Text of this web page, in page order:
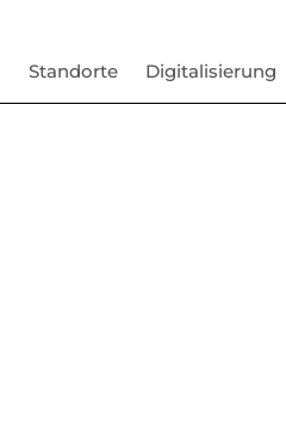
Standorte Digitalisierung